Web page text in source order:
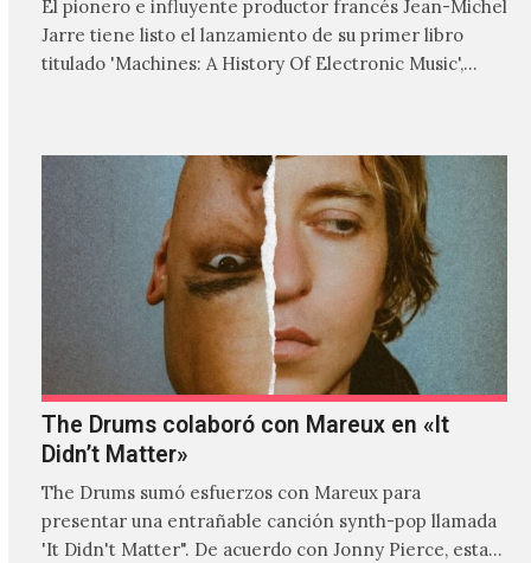
El pionero e influyente productor francés Jean-Michel
Jarre tiene listo el lanzamiento de su primer libro
titulado 'Machines: A History Of Electronic Music',
The Drums colaboró con Mareux en «It
Didn’t Matter»
The Drums sumó esfuerzos con Mareux para
presentar una entrañable canción synth-pop llamada
'It Didn't Matter". De acuerdo con Jonny Pierce, esta